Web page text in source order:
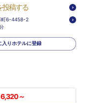
投稿する
町6-4458-2
入りホテルに登録
6,320～